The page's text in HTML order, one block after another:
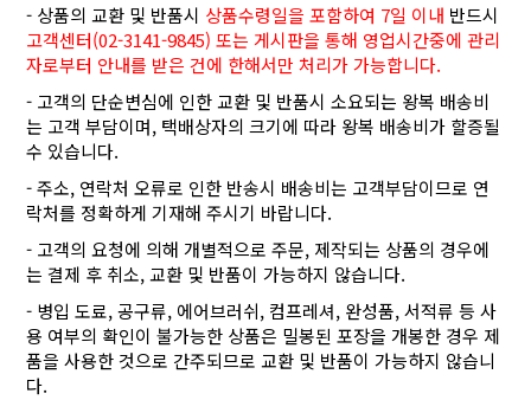
- 상품의 교환 및 반품시 상품수령일을 포함하여 7일 이내 반드시
고객센터(02-3141-9845) 또는 게시판을 통해 영업시간중에 관리
자로부터 안내를 받은 건에 한해서만 처리가 가능합니다.
- 고객의 단순변심에 인한 교환 및 반품시 소요되는 왕복 배송비
는 고객 부담이며, 택배상자의 크기에 따라 왕복 배송비가 할증될
수 있습니다.
- 주소, 연락처 오류로 인한 반송시 배송비는 고객부담이므로 연
락처를 정확하게 기재해 주시기 바랍니다.
- 고객의 요청에 의해 개별적으로 주문, 제작되는 상품의 경우에
는 결제 후 취소, 교환 및 반품이 가능하지 않습니다.
- 병입 도료, 공구류, 에어브러쉬, 컴프레셔, 완성품, 서적류 등 사
용 여부의 확인이 불가능한 상품은 밀봉된 포장을 개봉한 경우 제
품을 사용한 것으로 간주되므로 교환 및 반품이 가능하지 않습니
다.